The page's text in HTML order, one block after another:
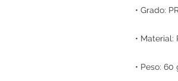
• Grado:
• Material:
• Peso: 60